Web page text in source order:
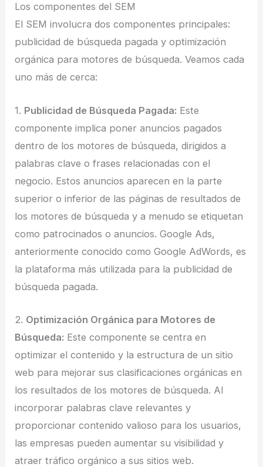
Los componentes del SEM
El SEM involucra dos componentes principales:
publicidad de búsqueda pagada y optimización
orgánica para motores de búsqueda. Veamos cada
uno más de cerca:
1. Publicidad de Búsqueda Pagada: Este
componente implica poner anuncios pagados
dentro de los motores de búsqueda, dirigidos a
palabras clave o frases relacionadas con el
negocio. Estos anuncios aparecen en la parte
superior o inferior de las páginas de resultados de
los motores de búsqueda y a menudo se etiquetan
como patrocinados o anuncios. Google Ads,
anteriormente conocido como Google AdWords, es
la plataforma más utilizada para la publicidad de
búsqueda pagada.
2. Optimización Orgánica para Motores de
Búsqueda: Este componente se centra en
optimizar el contenido y la estructura de un sitio
web para mejorar sus clasificaciones orgánicas en
los resultados de los motores de búsqueda. Al
incorporar palabras clave relevantes y
proporcionar contenido valioso para los usuarios,
las empresas pueden aumentar su visibilidad y
atraer tráfico orgánico a sus sitios web.